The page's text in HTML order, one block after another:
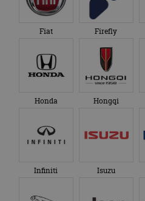
Fiat Firefly
Honda Hongqi
Infiniti Isuzu